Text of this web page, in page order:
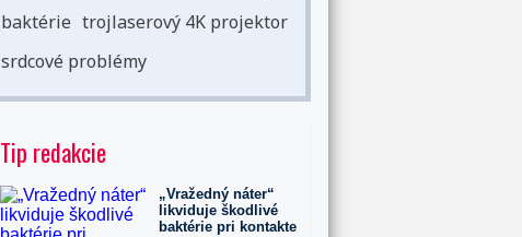
baktérie trojlaserový 4K projektor
srdcové problémy
Tip redakcie
„Vražedný náter“
likviduje škodlivé
baktérie pri kontakte